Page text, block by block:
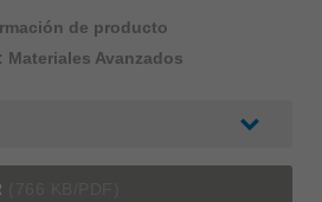
de producto
Materiales Avanzados